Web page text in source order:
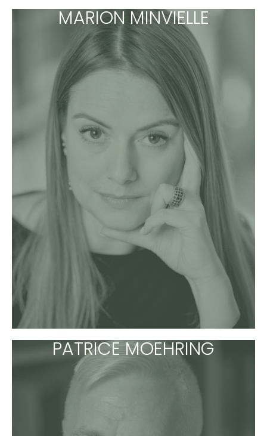
MARION MINVIELLE
PATRICE MOEHRING